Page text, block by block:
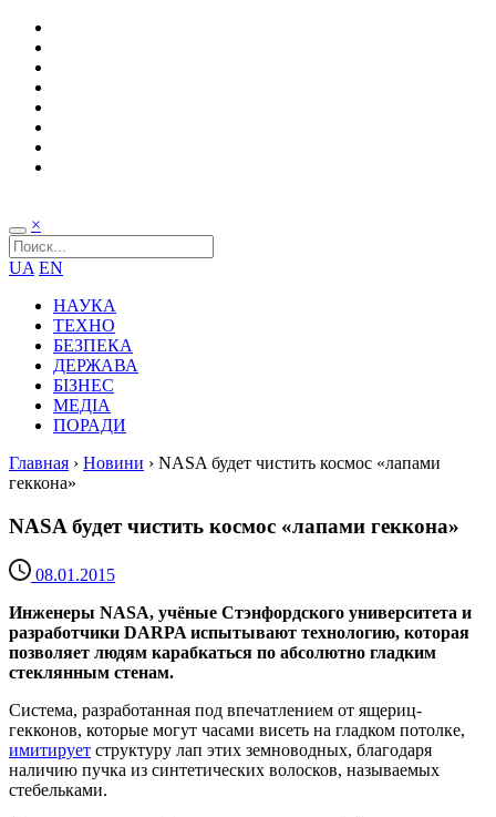
×
UA EN
НАУКА
ТЕХНО
БЕЗПЕКА
ДЕРЖАВА
БІЗНЕС
МЕДІА
ПОРАДИ
Главная › Новини › NASA будет чистить космос «лапами
геккона»
NASA будет чистить космос «лапами геккона»
08.01.2015
Инженеры NASA, учёные Стэнфордского университета и
разработчики DARPA испытывают технологию, которая
позволяет людям карабкаться по абсолютно гладким
стеклянным стенам.
Система, разработанная под впечатлением от ящериц-
гекконов, которые могут часами висеть на гладком потолке,
имитирует структуру лап этих земноводных, благодаря
наличию пучка из синтетических волосков, называемых
стебельками.